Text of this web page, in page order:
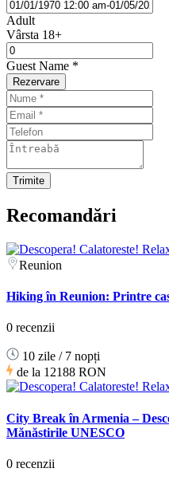
Adult
Vârsta 18+
Guest Name *
Rezervare
Recomandări
Reunion
Hiking în Reunion: Printre
0 recenzii
10 zile / 7 nopți
de la 12188 RON
City Break în Armenia –
Mănăstirile UNESCO
0 recenzii